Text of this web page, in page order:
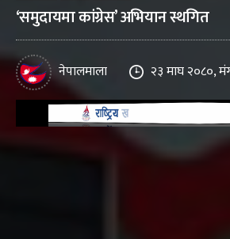
‘समुदायमा कांग्रेस’ अभियान स्थगित
नेपालमाला २३ माघ २०८०,